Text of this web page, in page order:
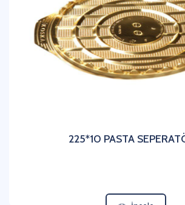
225*10 PASTA